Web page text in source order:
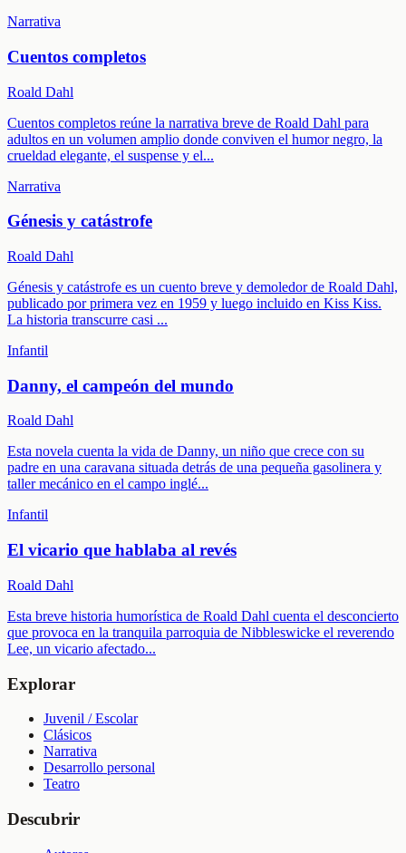
Narrativa
Cuentos completos
Roald Dahl
Cuentos completos reúne la narrativa breve de Roald Dahl para
adultos en un volumen amplio donde conviven el humor negro, la
crueldad elegante, el suspense y el...
Narrativa
Génesis y catástrofe
Roald Dahl
Génesis y catástrofe es un cuento breve y demoledor de Roald Dahl,
publicado por primera vez en 1959 y luego incluido en Kiss Kiss.
La historia transcurre casi ...
Infantil
Danny, el campeón del mundo
Roald Dahl
Esta novela cuenta la vida de Danny, un niño que crece con su
padre en una caravana situada detrás de una pequeña gasolinera y
taller mecánico en el campo inglé...
Infantil
El vicario que hablaba al revés
Roald Dahl
Esta breve historia humorística de Roald Dahl cuenta el desconcierto
que provoca en la tranquila parroquia de Nibbleswicke el reverendo
Lee, un vicario afectado...
Explorar
Juvenil / Escolar
Clásicos
Narrativa
Desarrollo personal
Teatro
Descubrir